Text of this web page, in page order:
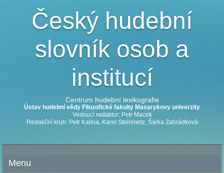
Český hudební
slovník osob a
institucí
Centrum hudební lexikografie
Ústav hudební vědy Filozofické fakulty Masarykovy univerzity
Vedoucí redaktor: Petr Macek
Redakční kruh: Petr Kalina, Karel Steinmetz, Šárka Zahrádková
Menu